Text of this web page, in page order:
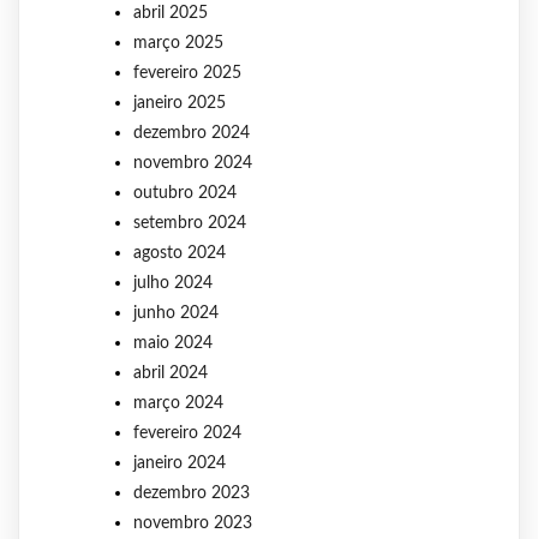
abril 2025
março 2025
fevereiro 2025
janeiro 2025
dezembro 2024
novembro 2024
outubro 2024
setembro 2024
agosto 2024
julho 2024
junho 2024
maio 2024
abril 2024
março 2024
fevereiro 2024
janeiro 2024
dezembro 2023
novembro 2023